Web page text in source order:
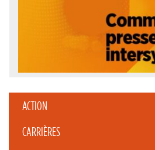
ACTION
CARRIÈRES